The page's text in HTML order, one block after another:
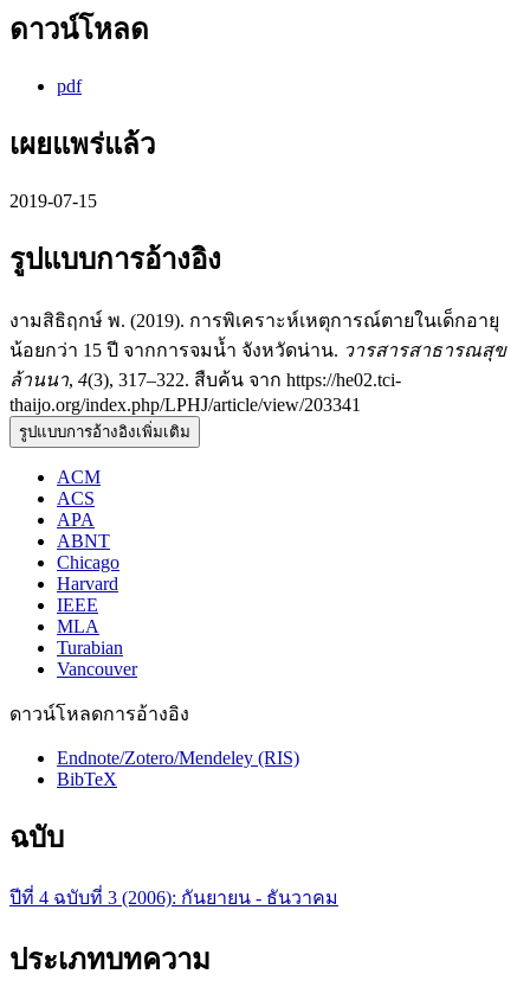
ดาวน์โหลด
pdf
เผยแพร่แล้ว
2019-07-15
รูปแบบการอ้างอิง
งามสิธิฤกษ์ พ. (2019). การพิเคราะห์เหตุการณ์ตายในเด็กอายุ
น้อยกว่า 15 ปี จากการจมน้ำ จังหวัดน่าน. วารสารสาธารณสุข
ล้านนา, 4(3), 317–322. สืบค้น จาก https://he02.tci-
thaijo.org/index.php/LPHJ/article/view/203341
รูปแบบการอ้างอิงเพิ่มเติม
ACM
ACS
APA
ABNT
Chicago
Harvard
IEEE
MLA
Turabian
Vancouver
ดาวน์โหลดการอ้างอิง
Endnote/Zotero/Mendeley (RIS)
BibTeX
ฉบับ
ปีที่ 4 ฉบับที่ 3 (2006): กันยายน - ธันวาคม
ประเภทบทความ